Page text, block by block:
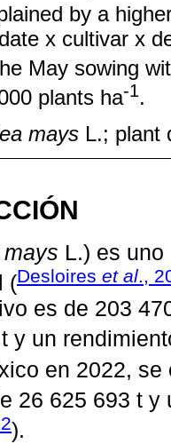
by a
x cultivar x
May sowing
plants ha-1.
mays L.; plant
L.) es
(Desloires et al.,
es de 203
y un
en 2022,
26 625 693 t
).